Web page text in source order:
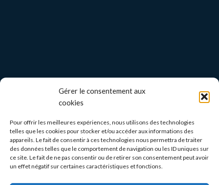
Gérer le consentement aux
cookies
Pour offrir les meilleures expériences, nous utilisons des technologies
telles que les cookies pour stocker et/ou accéder aux informations des
appareils. Le fait de consentir à ces technologies nous permettra de traiter
des données telles que le comportement de navigation ou les ID uniques sur
ce site. Le fait de ne pas consentir ou de retirer son consentement peut avoir
un effet négatif sur certaines caractéristiques et fonctions.